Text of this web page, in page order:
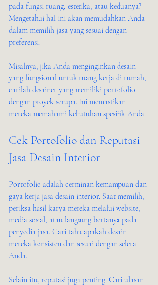
pada fungsi ruang, estetika, atau keduanya?
Mengetahui hal ini akan memudahkan Anda
dalam memilih jasa yang sesuai dengan
preferensi.
Misalnya, jika Anda menginginkan desain
yang fungsional untuk ruang kerja di rumah,
carilah desainer yang memiliki portofolio
dengan proyek serupa. Ini memastikan
mereka memahami kebutuhan spesifik Anda.
Cek Portofolio dan Reputasi
Jasa Desain Interior
Portofolio adalah cerminan kemampuan dan
gaya kerja jasa desain interior. Saat memilih,
periksa hasil karya mereka melalui website,
media sosial, atau langsung bertanya pada
penyedia jasa. Cari tahu apakah desain
mereka konsisten dan sesuai dengan selera
Anda.
Selain itu, reputasi juga penting. Cari ulasan